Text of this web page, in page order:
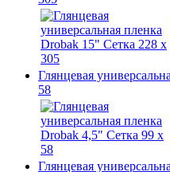
Глянцевая
58
Глянцевая